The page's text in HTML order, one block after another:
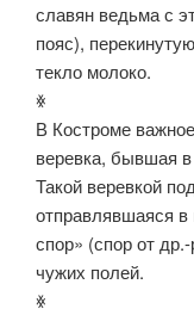
славян ведьма с
пояс),
текло молоко.
ꏍ
В Костроме
веревка, бывшая в
Такой веревкой
отправлявшаяся
спор» (спор от
чужих полей.
ꏍ